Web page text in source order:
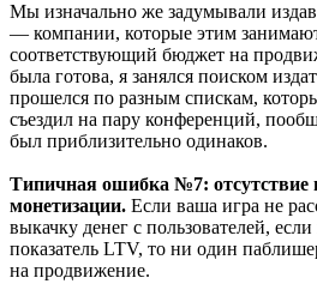
Мы изначально же задумывали
— компании, которые этим
соответствующий бюджет на
была готова, я занялся поиском
прошелся по разным спискам,
съездил на пару конференций,
был приблизительно одинаков.
Типичная ошибка №7: отсутствие
монетизации. Если ваша игра не
выкачку денег с пользователей,
показатель LTV, то ни один
на продвижение.